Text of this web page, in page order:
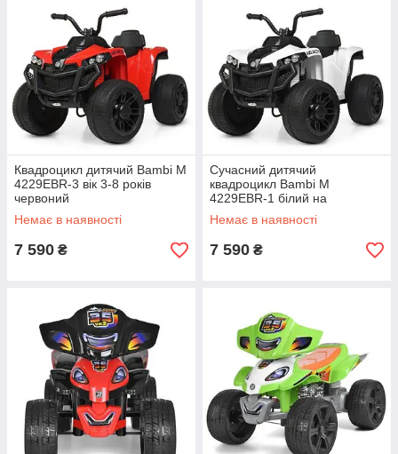
Квадроцикл дитячий Bambi M
4229EBR-3 вік 3-8 років
червоний
Немає в наявності
7 590 ₴
Сучасний дитячий
квадроцикл Bambi M
4229EBR-1 білий на
акумуляторі
Немає в наявності
7 590 ₴